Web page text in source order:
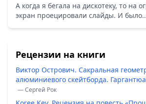
А когда я бегала на дискотеку, то на
экран проецировали слайды. И
Рецензии на книги
Виктор Острович. Сакральная
алюминиевого скейтборда.
— Сергей Рок